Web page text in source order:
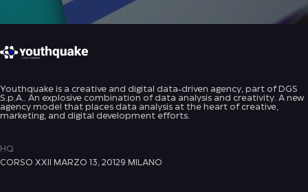
Youthquake is a creative and digital data-driven agency, part of DGS
S.p.A.. An explosive combination of data analysis and creativity. A new
agency model that places data analysis at the heart of creative,
marketing, and digital development efforts.
HQ
CORSO XXII MARZO 13, 20129 MILANO